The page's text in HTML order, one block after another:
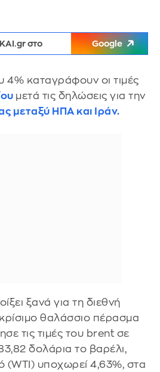
στο Google
4% καταγράφουν οι τιμές
μετά τις δηλώσεις για την
μεταξύ ΗΠΑ και Ιράν.
ξανά για τη διεθνή
θαλάσσιο πέρασμα
τις τιμές του brent σε
δολάρια το βαρέλι,
(WTI) υποχωρεί 4,63%, στα